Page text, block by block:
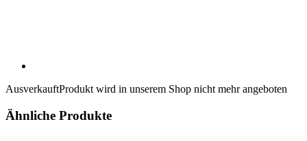
AusverkauftProdukt wird in unserem Shop nicht mehr angeboten
Ähnliche Produkte